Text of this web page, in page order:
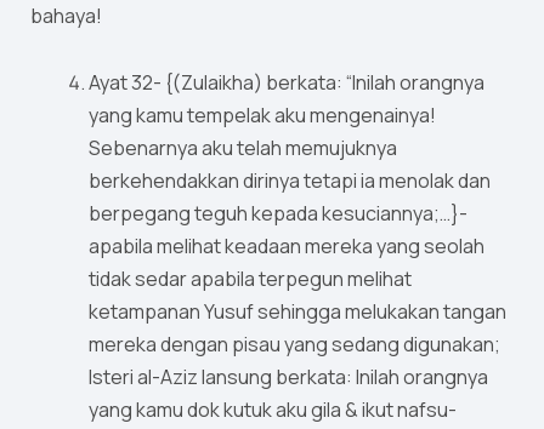
bahaya!
Ayat 32- {(Zulaikha) berkata: “Inilah orangnya
yang kamu tempelak aku mengenainya!
Sebenarnya aku telah memujuknya
berkehendakkan dirinya tetapi ia menolak dan
berpegang teguh kepada kesuciannya;…}-
apabila melihat keadaan mereka yang seolah
tidak sedar apabila terpegun melihat
ketampanan Yusuf sehingga melukakan tangan
mereka dengan pisau yang sedang digunakan;
Isteri al-Aziz lansung berkata: Inilah orangnya
yang kamu dok kutuk aku gila & ikut nafsu-